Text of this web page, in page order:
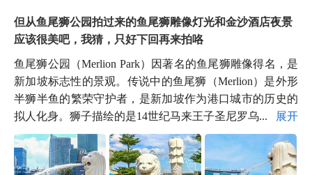
但从鱼尾狮公园拍过来的鱼尾狮雕像灯光和金沙酒店夜景
应该很美吧，我猜，只好下回再来拍咯
鱼尾狮公园（Merlion Park）因著名的鱼尾狮雕像得名，是
新加坡标志性的景观。传说中的鱼尾狮（Merlion）是外形
半狮半鱼的繁荣守护者，是新加坡作为港口城市的历史的
拟人化身。狮子描绘的是14世纪马来王子圣尼罗乌...
展开